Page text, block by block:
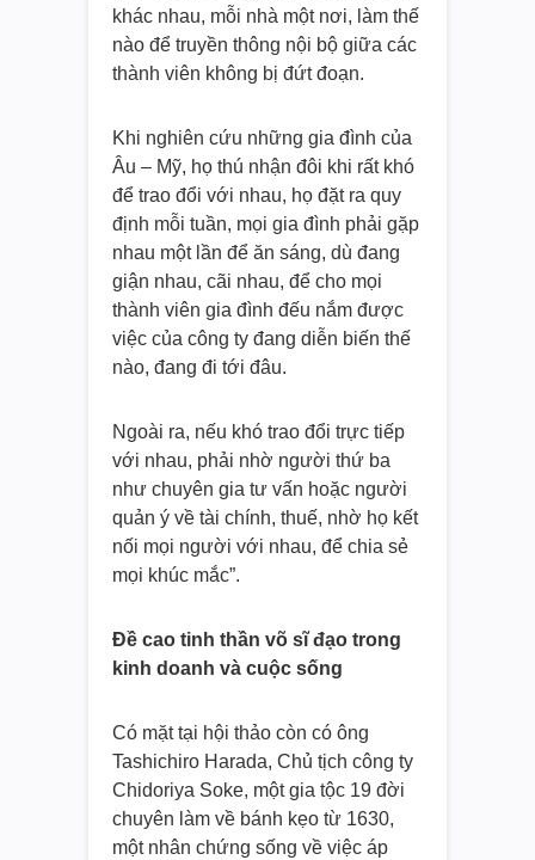
khác nhau, mỗi nhà một nơi, làm thế
nào để truyền thông nội bộ giữa các
thành viên không bị đứt đoạn.
Khi nghiên cứu những gia đình của
Âu – Mỹ, họ thú nhận đôi khi rất khó
để trao đổi với nhau, họ đặt ra quy
định mỗi tuần, mọi gia đình phải gặp
nhau một lần để ăn sáng, dù đang
giận nhau, cãi nhau, để cho mọi
thành viên gia đình đếu nắm được
việc của công ty đang diễn biến thế
nào, đang đi tới đâu.
Ngoài ra, nếu khó trao đổi trực tiếp
với nhau, phải nhờ người thứ ba
như chuyên gia tư vấn hoặc người
quản ý về tài chính, thuế, nhờ họ kết
nối mọi người với nhau, để chia sẻ
mọi khúc mắc”.
Đề cao tinh thần võ sĩ đạo trong
kinh doanh và cuộc sống
Có mặt tại hội thảo còn có ông
Tashichiro Harada, Chủ tịch công ty
Chidoriya Soke, một gia tộc 19 đời
chuyên làm về bánh kẹo từ 1630,
một nhân chứng sống về việc áp